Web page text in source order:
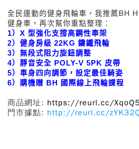
全民運動的健身飛輪車，我推薦BH
健身車，再次幫你重點整理：
1）X 型強化支撐高鋼性車架
2）健身房級 22KG 鑄鐵飛輪
3）無段式阻力旋鈕調整
4）靜音安全 POLY-V 5PK 皮帶
5）車身四向調節，設定最佳騎姿
6）購機贈 BH 國際線上飛輪課程
商品網址: https://reurl.cc/
門市據點: http://reurl.cc/